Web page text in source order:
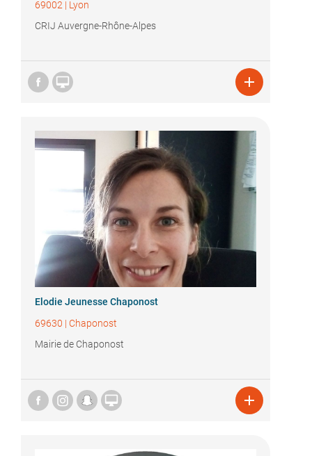
69002 | Lyon
CRIJ Auvergne-Rhône-Alpes
 
Elodie Jeunesse Chaponost
69630 | Chaponost
Mairie de Chaponost
 